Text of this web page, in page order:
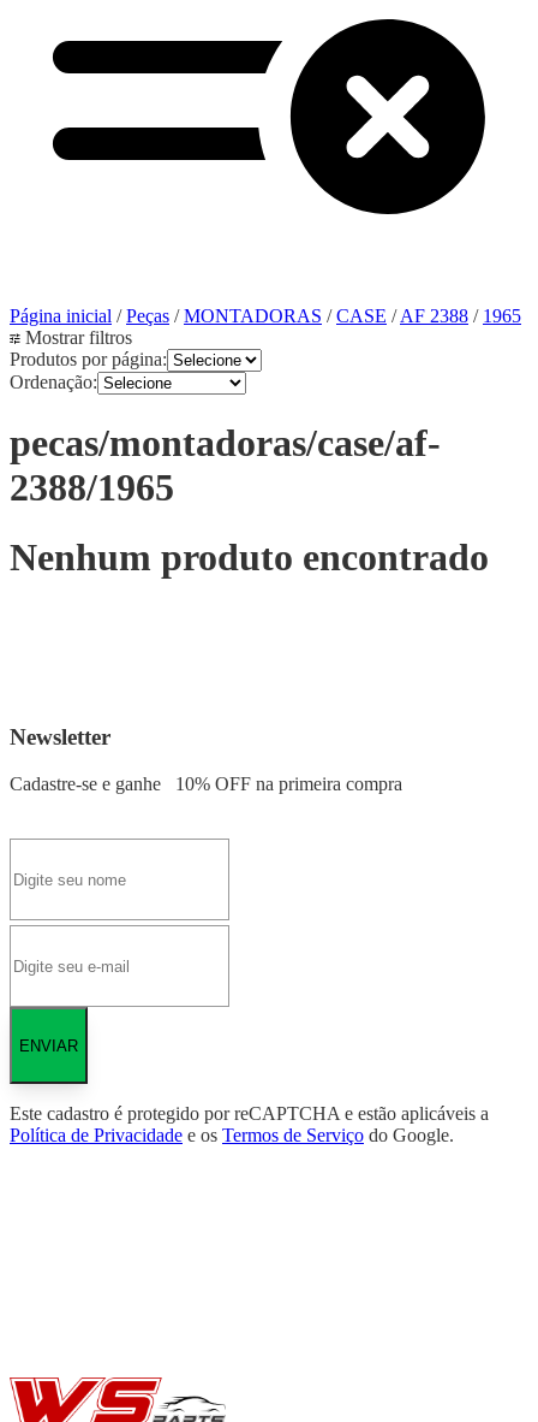
Página inicial /Peças /MONTADORAS /CASE /AF 2388 / 1965
Mostrar filtros
Produtos por página:
Ordenação:
pecas/montadoras/case/af-
2388/1965
Nenhum produto encontrado
Newsletter
Cadastre-se e ganhe 10% OFF na primeira compra
ENVIAR
Este cadastro é protegido por reCAPTCHA e estão aplicáveis a
Política de Privacidade e os Termos de Serviço do Google.